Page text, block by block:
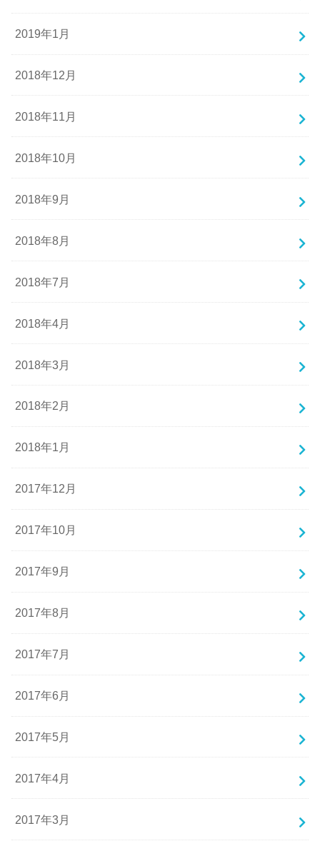
2019年1月
2018年12月
2018年11月
2018年10月
2018年9月
2018年8月
2018年7月
2018年4月
2018年3月
2018年2月
2018年1月
2017年12月
2017年10月
2017年9月
2017年8月
2017年7月
2017年6月
2017年5月
2017年4月
2017年3月